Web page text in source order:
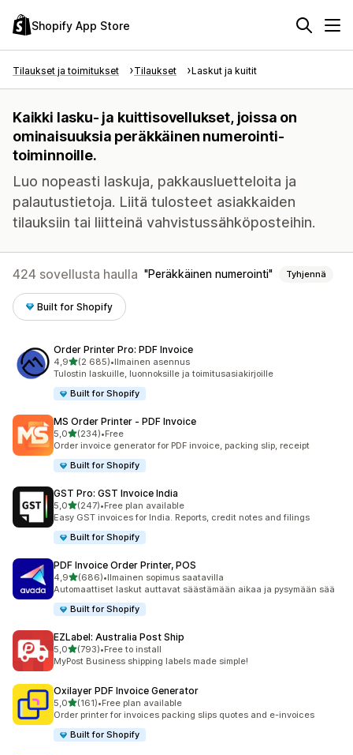
Shopify App Store
Tilaukset ja toimitukset Tilaukset Laskut ja kuitit
Kaikki lasku- ja kuittisovellukset, joissa on
ominaisuuksia peräkkäinen numerointi-
toiminnoille.
Luo nopeasti laskuja, pakkausluetteloita ja
palautustietoja. Liitä tulosteet asiakkaiden
tilauksiin tai liitteinä vahvistussähköposteihin.
424 sovellusta haulla Peräkkäinen numerointi Tyhjennä
Built for Shopify
Order Printer Pro: PDF Invoice
4,9/ 5 tähteä
(2 685)
2685 arvostelua yhteensä
•Ilmainen asennus
Tulostin laskuille, luonnoksille ja toimitusasiakirjoille
Built for Shopify
MS Order Printer ‑ PDF Invoice
5,0/ 5 tähteä
(234)
234 arvostelua yhteensä
•Free
Order invoice generator for PDF invoice, packing slip, receipt
Built for Shopify
GST Pro: GST Invoice India
5,0/ 5 tähteä
(247)
247 arvostelua yhteensä
•Free plan available
Easy GST invoices for India. Reports, credit notes and filings
Built for Shopify
PDF Invoice Order Printer, POS
4,9/ 5 tähteä
(686)
686 arvostelua yhteensä
•Ilmainen sopimus saatavilla
Automaattiset laskut auttavat säästämään aikaa ja pysymään sää
Built for Shopify
EZLabel: Australia Post Ship
5,0/ 5 tähteä
(793)
793 arvostelua yhteensä
•Free to install
MyPost Business shipping labels made simple!
Oxilayer PDF Invoice Generator
5,0/ 5 tähteä
(161)
161 arvostelua yhteensä
•Free plan available
Order printer for invoices packing slips quotes and e-invoices
Built for Shopify